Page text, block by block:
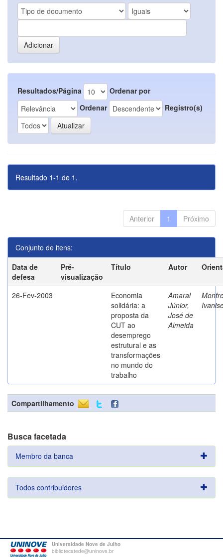
Resultados/Página
Ordenar por
Ordenar
Registro(s)
Resultado 1-1 de 1.
Anterior 1 Próximo
Conjunto de itens:
Data de
defesa
Pré-
visualização
Título Autor
26-Fev-2003
Economia
solidária: a
proposta da
CUT ao
desemprego
estrutural e as
transformações
no mundo do
trabalho
Amaral
Júnior,
José de
Almeida
Compartilhamento
Busca facetada
Membro da banca
Todos contribuidores
Universidade Nove de Julho
bibliotecatede@uninove.br